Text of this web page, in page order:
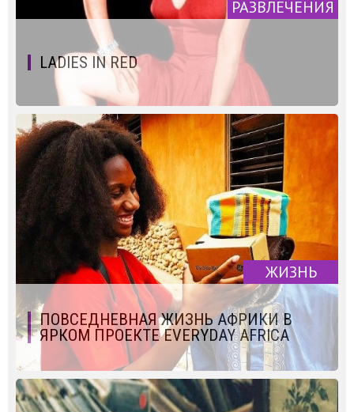
РАЗВЛЕЧЕНИЯ
LADIES IN RED
ЖИЗНЬ
ПОВСЕДНЕВНАЯ ЖИЗНЬ АФРИКИ В
ЯРКОМ ПРОЕКТЕ EVERYDAY AFRICA